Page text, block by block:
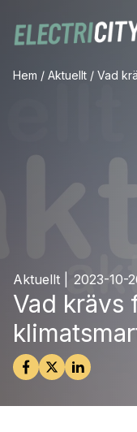
Hem / Aktuellt / Vad
Aktuellt 2023-10-
Vad krävs